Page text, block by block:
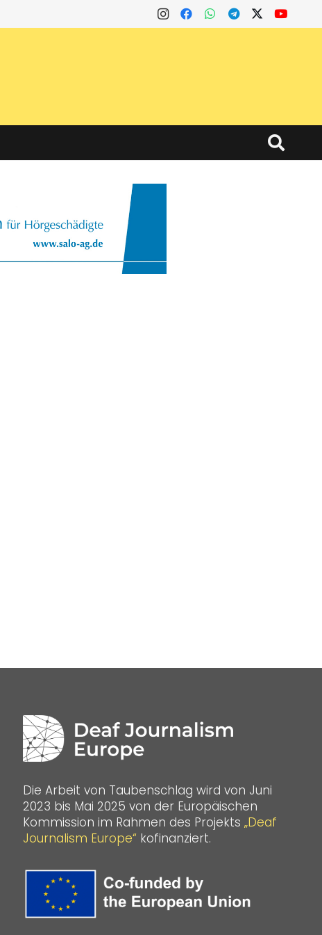
Die Arbeit von Taubenschlag wird von Juni
2023 bis Mai 2025 von der Europäischen
Kommission im Rahmen des Projekts „Deaf
Journalism Europe“ kofinanziert.